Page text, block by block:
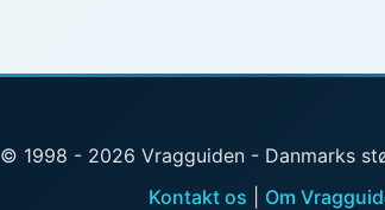
© 1998 - 2026 Vragguiden - Danmarks
Kontakt os
Om